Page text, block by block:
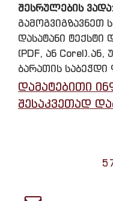
შესრულების
გამოგვიგზავნეთ
დასატანი
(PDF, ან
ბარათის
დამატებითი
შესაკვეთად